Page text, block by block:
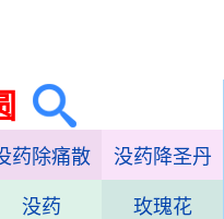
药除痛散 没药降圣丹
没药 玫瑰花